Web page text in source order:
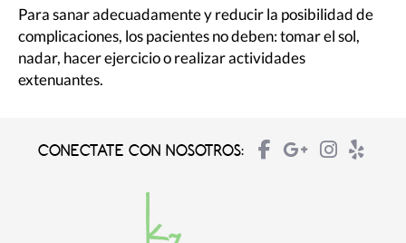
Para sanar adecuadamente y reducir la posibilidad de
complicaciones, los pacientes no deben: tomar el sol,
nadar, hacer ejercicio o realizar actividades
extenuantes.
CONECTATE CON NOSOTROS: